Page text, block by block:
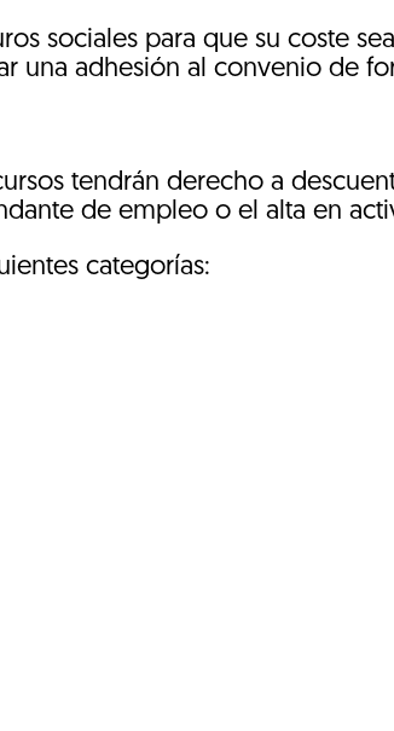
sociales para que su coste
una adhesión al convenio de
tendrán derecho a
de empleo o el alta en
categorías: